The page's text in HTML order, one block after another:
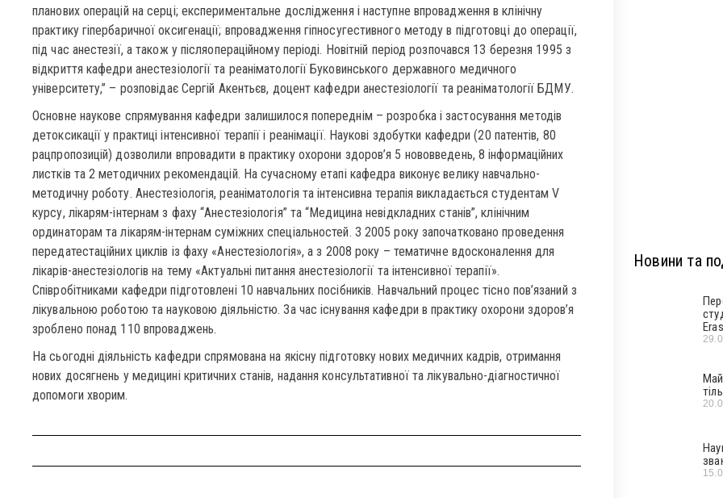
планових операцій на серці; експериментальне дослідження і наступне впровадження в клінічну
практику гіпербаричної оксигенації; впровадження гіпносугестивного методу в підготовці до операції,
під час анестезії, а також у післяопераційному періоді. Новітній період розпочався 13 березня 1995 з
відкриття кафедри анестезіології та реаніматології Буковинського державного медичного
університету,” – розповідає Сергій Акентьєв, доцент кафедри анестезіології та реаніматології БДМУ.
Основне наукове спрямування кафедри залишилося попереднім – розробка і застосування методів
детоксикації у практиці інтенсивної терапії і реанімації. Наукові здобутки кафедри (20 патентів, 80
рацпропозицій) дозволили впровадити в практику охорони здоров’я 5 нововведень, 8 інформаційних
листків та 2 методичних рекомендацій. На сучасному етапі кафедра виконує велику навчально-
методичну роботу. Анестезіологія, реаніматологія та інтенсивна терапія викладається студентам V
курсу, лікарям-інтернам з фаху “Анестезіологія” та “Медицина невідкладних станів”, клінічним
ординаторам та лікарям-інтернам суміжних спеціальностей. З 2005 року започатковано проведення
передатестаційних циклів із фаху «Анестезіологія», а з 2008 року – тематичне вдосконалення для
лікарів-анестезіологів на тему «Актуальні питання анестезіології та інтенсивної терапії».
Співробітниками кафедри підготовлені 10 навчальних посібників. Навчальний процес тісно пов’язаний з
лікувальною роботою та науковою діяльністю. За час існування кафедри в практику охорони здоров’я
зроблено понад 110 впроваджень.
На сьогодні діяльність кафедри спрямована на якісну підготовку нових медичних кадрів, отримання
нових досягнень у медицині критичних станів, надання консультативної та лікувально-діагностичної
допомоги хворим.
Новини та